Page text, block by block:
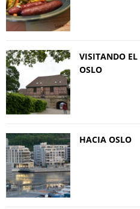
VISITANDO EL
OSLO
HACIA OSLO